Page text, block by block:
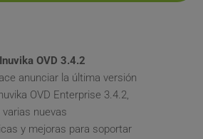
OVD 3.4.2
anunciar la última versión
OVD Enterprise 3.4.2,
varias nuevas
y mejoras para soportar